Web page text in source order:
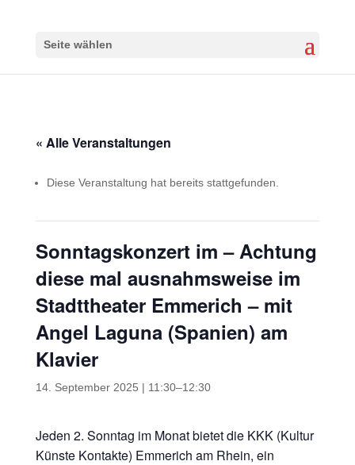
Seite wählen
« Alle Veranstaltungen
Diese Veranstaltung hat bereits stattgefunden.
Sonntagskonzert im – Achtung
diese mal ausnahmsweise im
Stadttheater Emmerich – mit
Angel Laguna (Spanien) am
Klavier
14. September 2025 | 11:30–12:30
Jeden 2. Sonntag im Monat bietet die KKK (Kultur
Künste Kontakte) Emmerich am Rhein, ein